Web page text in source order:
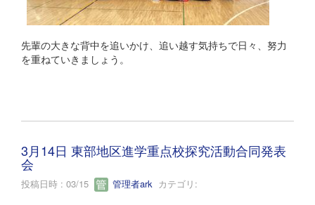
先輩の大きな背中を追いかけ、追い越す気持ちで日々、努力
を重ねていきましょう。
3月14日 東部地区進学重点校探究活動合同発表
会
投稿日時 : 03/15 管理者ark カテゴリ: